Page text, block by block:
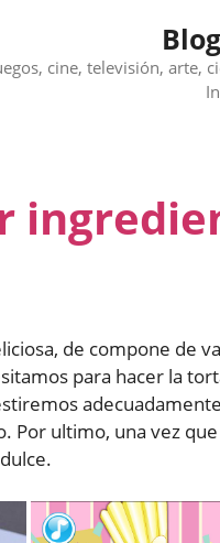
cine, televisión,
de compone de
para hacer la
Por ultimo, una vez